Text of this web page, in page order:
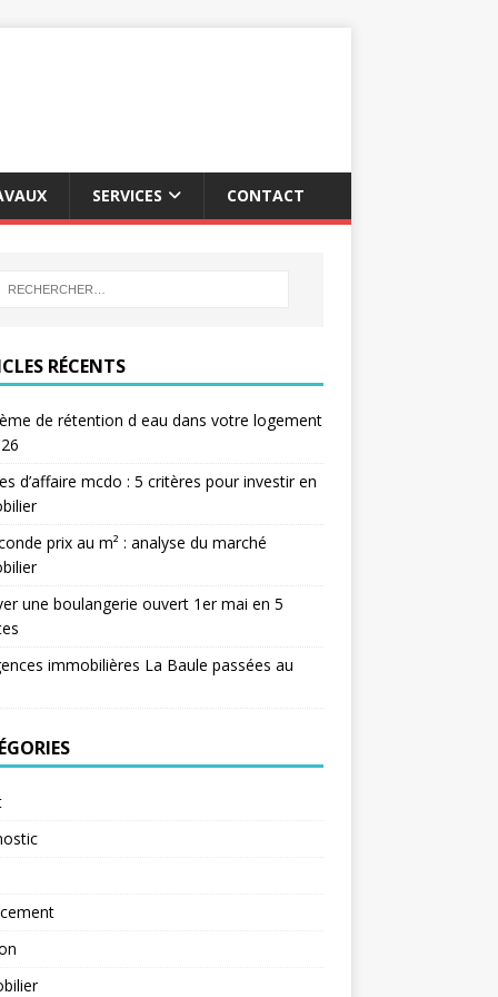
SERVICES CONTACT
RÉCENTS
de rétention d eau dans votre logement
d’affaire mcdo : 5 critères pour investir en
prix au m² : analyse du marché
une boulangerie ouvert 1er mai en 5
immobilières La Baule passées au